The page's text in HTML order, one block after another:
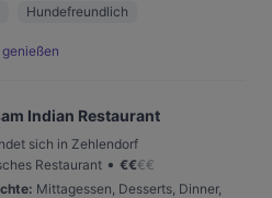
Hundefreundlich
Indian Restaurant
sich in Zehlendorf
Restaurant • €€€€
: Mittagessen, Desserts, Dinner,